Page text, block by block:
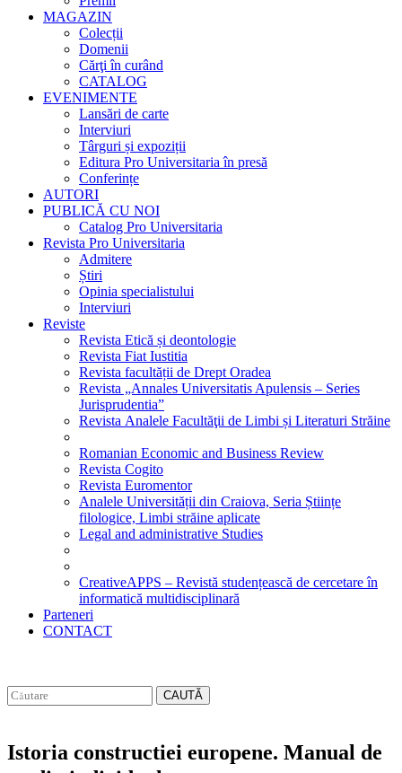
MAGAZIN
Colecții
Domenii
Cărţi în curând
CATALOG
EVENIMENTE
Lansări de carte
Interviuri
Târguri și expoziții
Editura Pro Universitaria în presă
Conferințe
AUTORI
PUBLICĂ CU NOI
Catalog Pro Universitaria
Revista Pro Universitaria
Admitere
Știri
Opinia specialistului
Interviuri
Reviste
Revista Etică și deontologie
Revista Fiat Iustitia
Revista facultății de Drept Oradea
Revista „Annales Universitatis Apulensis – Series
Jurisprudentia”
Revista Analele Facultăţii de Limbi și Literaturi Străine
Romanian Economic and Business Review
Revista Cogito
Revista Euromentor
Analele Universității din Craiova, Seria Științe
filologice, Limbi străine aplicate
Legal and administrative Studies
CreativeAPPS – Revistă studențească de cercetare în
informatică multidisciplinară
Parteneri
CONTACT
CAUTĂ
Istoria constructiei europene. Manual de